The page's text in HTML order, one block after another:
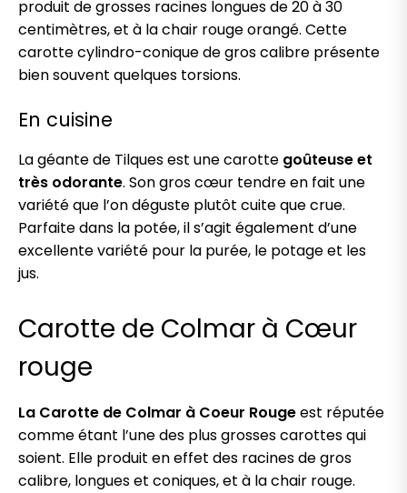
produit de grosses racines longues de 20 à 30
centimètres, et à la chair rouge orangé. Cette
carotte cylindro-conique de gros calibre présente
bien souvent quelques torsions.
En cuisine
La géante de Tilques est une carotte goûteuse et
très odorante. Son gros cœur tendre en fait une
variété que l’on déguste plutôt cuite que crue.
Parfaite dans la potée, il s’agit également d’une
excellente variété pour la purée, le potage et les
jus.
Carotte de Colmar à Cœur
rouge
La Carotte de Colmar à Coeur Rougeest réputée
comme étant l’une des plus grosses carottes qui
soient. Elle produit en effet des racines de gros
calibre, longues et coniques, et à la chair rouge.